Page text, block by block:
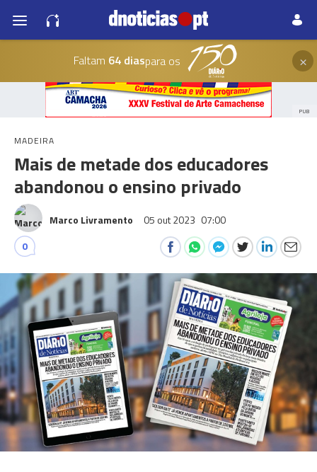
Faltam 64 diaspara os ×
PUB
MADEIRA
Mais de metade dos educadores
abandonou o ensino privado
Marco Livramento 05 out 2023 07:00
0